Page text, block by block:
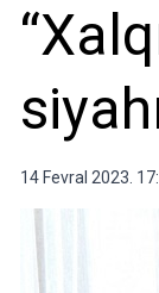
14 Fevral 2023.